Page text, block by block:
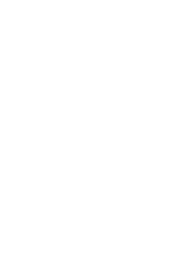
– serie 4, Acetaia